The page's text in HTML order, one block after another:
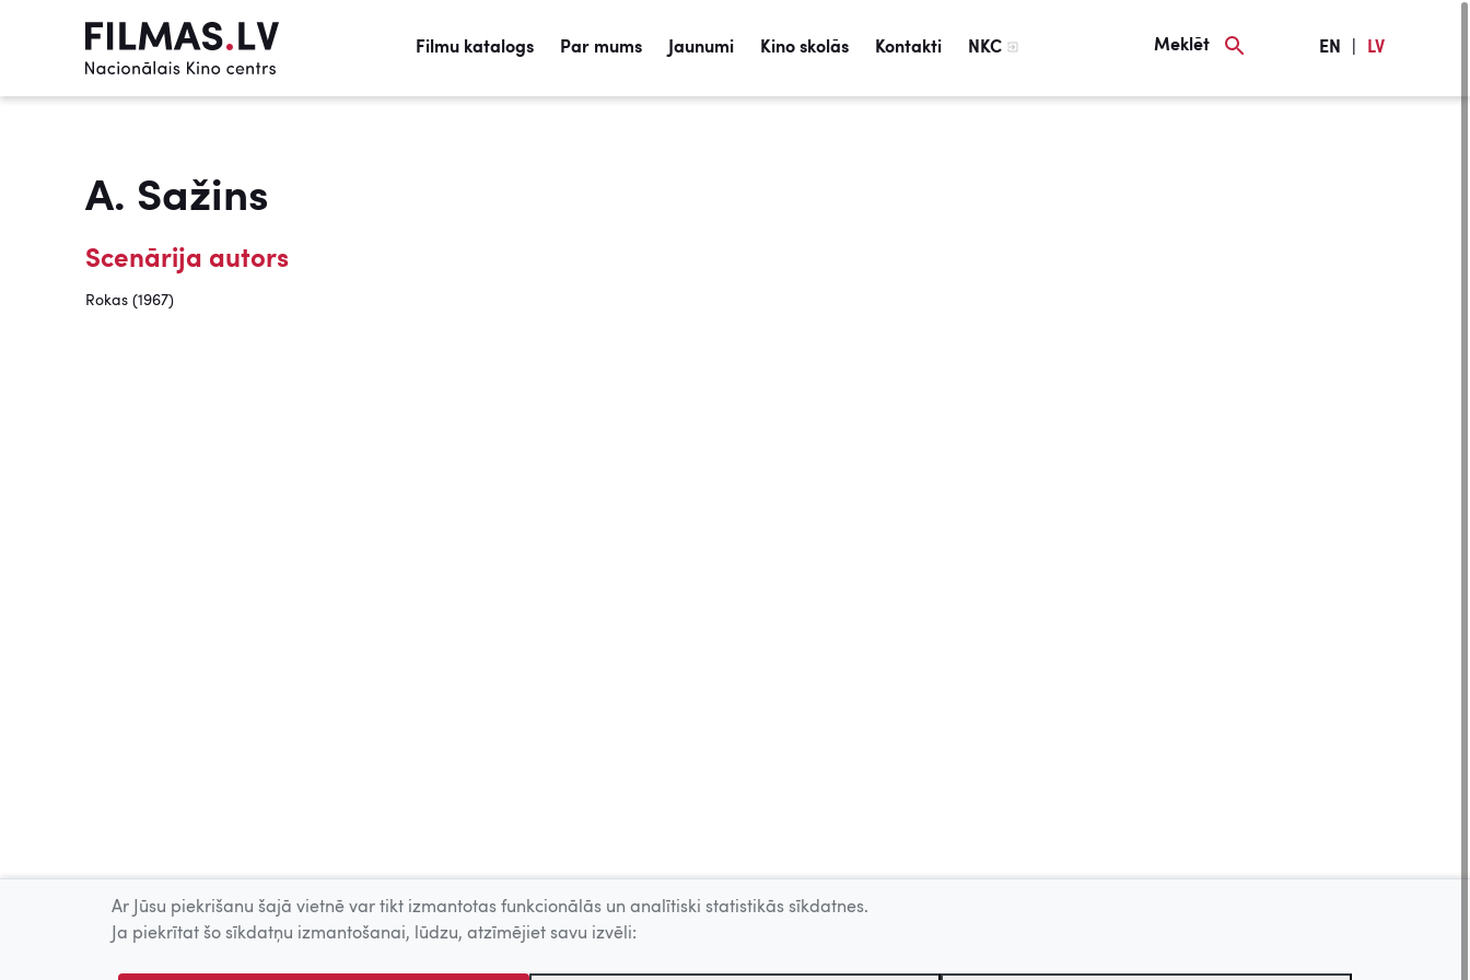
Filmu katalogs Par mums Jaunumi Kino skolās Kontakti NKC Meklēt EN LV
A. Sažins
Scenārija autors
Rokas (1967)
Ar Jūsu piekrišanu šajā vietnē var tikt izmantotas funkcionālās un analītiski statistikās sīkdatnes.
Ja piekrītat šo sīkdatņu izmantošanai, lūdzu, atzīmējiet savu izvēli: